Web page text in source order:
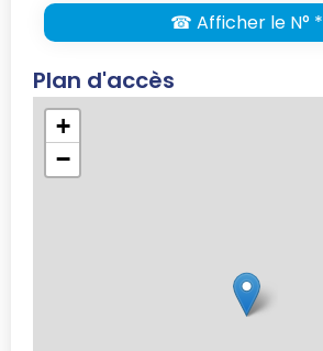
☎ Afficher le N° *
Plan d'accès
+
−